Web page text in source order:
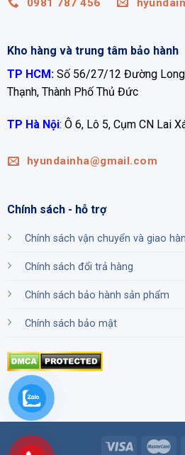
0981 787 456
Kho hàng và trung tâm bảo hành
TP HCM: Số 56/27/12 Đường Long
Thạnh, Thành Phố Thủ Đức
TP Hà Nội: Ô 6, Lô 5, Cụm CN Lai
hyundainha@gmail.com
Chính sách - hỗ trợ
Chính sách vận chuyển và giao
Chính sách đổi trả hàng
Chính sách bảo hành sản phẩm
Chính sách bảo mật